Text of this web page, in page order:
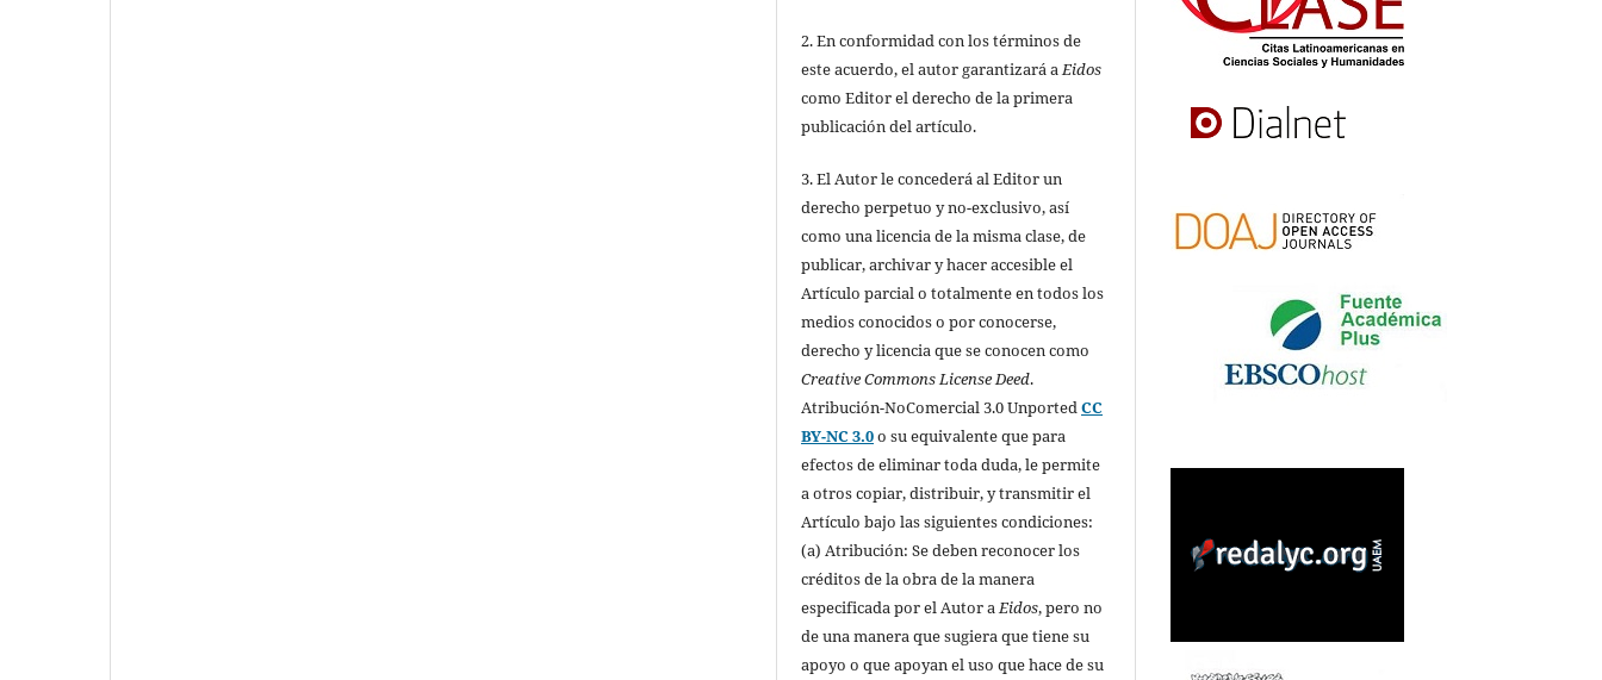
2. En conformidad con los términos de
este acuerdo, el autor garantizará aEidos
como Editor el derecho de la primera
publicación del artículo.
3. El Autor le concederá al Editor un
derecho perpetuo y no-exclusivo, así
como una licencia de la misma clase, de
publicar, archivar y hacer accesible el
Artículo parcial o totalmente en todos los
medios conocidos o por conocerse,
derecho y licencia que se conocen como
Creative Commons License Deed.
Atribución-NoComercial 3.0 UnportedCC
BY-NC 3.0o su equivalente que para
efectos de eliminar toda duda, le permite
a otros copiar, distribuir, y transmitir el
Artículo bajo las siguientes condiciones:
(a) Atribución: Se deben reconocer los
créditos de la obra de la manera
especificada por el Autor aEidos, pero no
de una manera que sugiera que tiene su
apoyo o que apoyan el uso que hace de su